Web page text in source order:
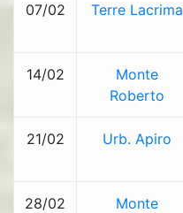
07/02 Terre Lacrima
14/02
Monte
Roberto
21/02 Urb. Apiro
28/02
Monte